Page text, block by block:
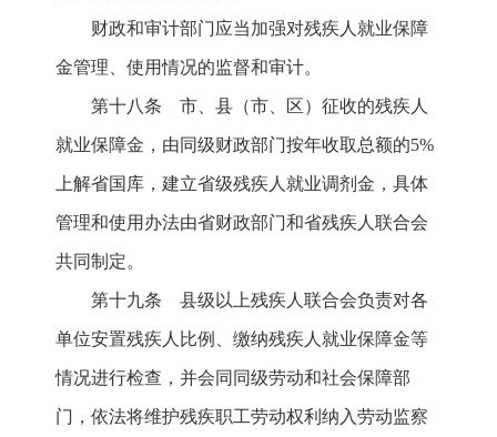
财政和审计部门应当加强对残疾人就业保障
金管理、使用情况的监督和审计。
第十八条 市、县（市、区）征收的残疾人
就业保障金，由同级财政部门按年收取总额的5%
上解省国库，建立省级残疾人就业调剂金，具体
管理和使用办法由省财政部门和省残疾人联合会
共同制定。
第十九条 县级以上残疾人联合会负责对各
单位安置残疾人比例、缴纳残疾人就业保障金等
情况进行检查，并会同同级劳动和社会保障部
门，依法将维护残疾职工劳动权利纳入劳动监察